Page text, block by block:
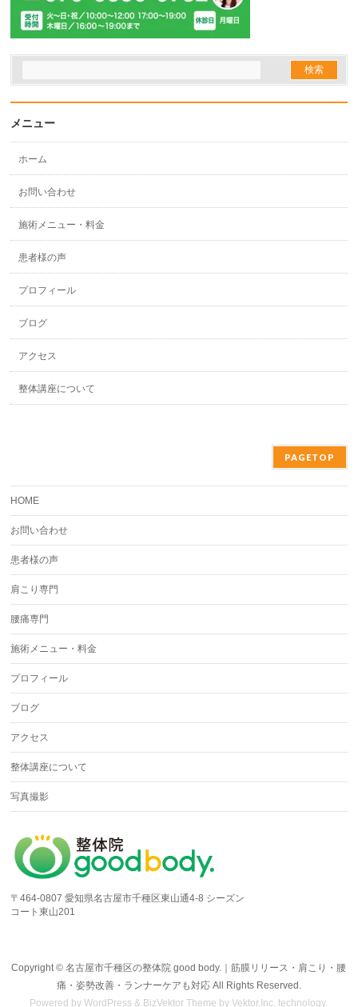
メニュー
ホーム
お問い合わせ
施術メニュー・料金
患者様の声
プロフィール
ブログ
アクセス
整体講座について
PAGETOP
HOME
お問い合わせ
患者様の声
肩こり専門
腰痛専門
施術メニュー・料金
プロフィール
ブログ
アクセス
整体講座について
写真撮影
〒464-0807 愛知県名古屋市千種区東山通4-8 シーズン
コート東山201
Copyright ©名古屋市千種区の整体院 good body.｜筋膜リリース・肩こり・腰
痛・姿勢改善・ランナーケアも対応All Rights Reserved.
Powered byWordPress & BizVektor Theme by Vektor,Inc. technology.